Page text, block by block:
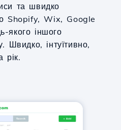
та швидко
Shopify, Wix, Google
якого іншого
Швидко, інтуїтивно,
рік.